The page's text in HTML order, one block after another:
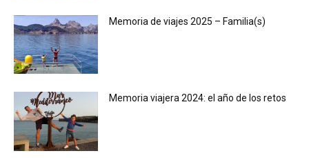
Memoria de viajes 2025 – Familia(s)
Memoria viajera 2024: el año de los retos